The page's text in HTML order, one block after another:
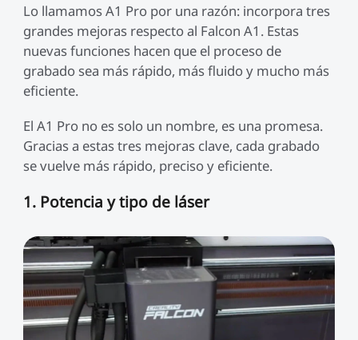
Lo llamamos A1 Pro por una razón: incorpora tres
grandes mejoras respecto al Falcon A1. Estas
nuevas funciones hacen que el proceso de
grabado sea más rápido, más fluido y mucho más
eficiente.
El A1 Pro no es solo un nombre, es una promesa.
Gracias a estas tres mejoras clave, cada grabado
se vuelve más rápido, preciso y eficiente.
1. Potencia y tipo de láser